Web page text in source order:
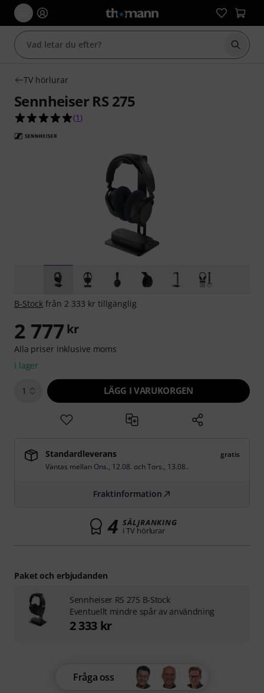
Börja
TV hörlurar
Sennheiser RS 275
5.0 av 5 stjärnor från 1 kundbetyg
(1 )
B-Stock från 2 333 kr tillgänglig
2 777 kr
Alla priser inklusive moms
i lager
1 LÄGG I VARUKORGEN
Standardleverans
gratis
Väntas mellan Ons., 12.08. ochTors., 13.08..
Fraktinformation
4 SÄLJRANKING
i TV hörlurar
Fråga oss
Paket och erbjudanden
Sennheiser RS 275 B-Stock
Eventuellt mindre spår av användning
2 333 kr